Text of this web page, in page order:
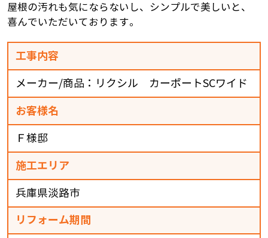
屋根の汚れも気にならないし、シンプルで美しいと、
喜んでいただいております。
工事内容
メーカー/商品：リクシル カーポートSCワイド
お客様名
Ｆ様邸
施工エリア
兵庫県淡路市
リフォーム期間